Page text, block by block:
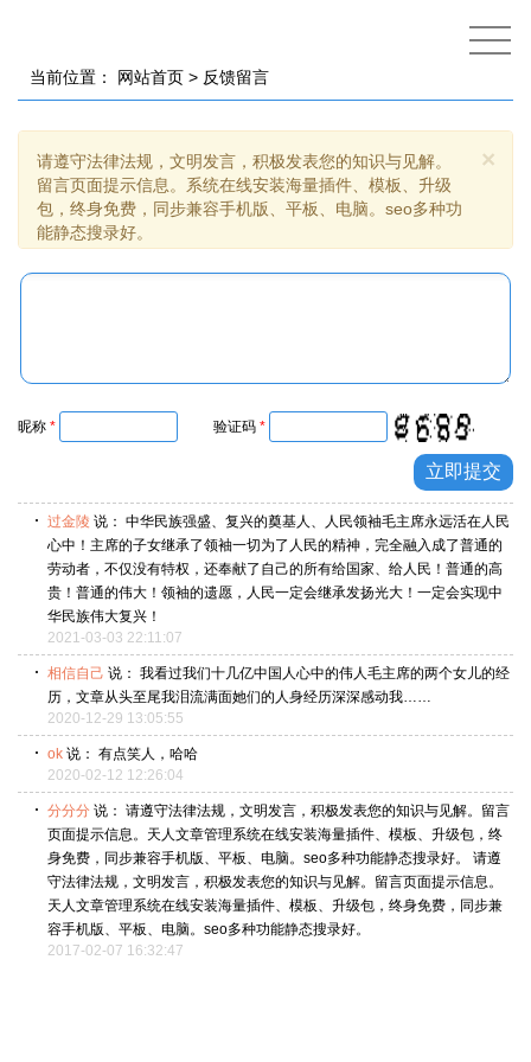
当前位置： 网站首页 > 反馈留言
×
请遵守法律法规，文明发言，积极发表您的知识与见解。
留言页面提示信息。系统在线安装海量插件、模板、升级
包，终身免费，同步兼容手机版、平板、电脑。seo多种功
能静态搜录好。
昵称 * 验证码 *
过金陵 说： 中华民族强盛、复兴的奠基人、人民领袖毛主席永远活在人民
心中！主席的子女继承了领袖一切为了人民的精神，完全融入成了普通的
劳动者，不仅没有特权，还奉献了自己的所有给国家、给人民！普通的高
贵！普通的伟大！领袖的遗愿，人民一定会继承发扬光大！一定会实现中
华民族伟大复兴！
2021-03-03 22:11:07
相信自己 说： 我看过我们十几亿中国人心中的伟人毛主席的两个女儿的经
历，文章从头至尾我泪流满面她们的人身经历深深感动我……
2020-12-29 13:05:55
ok 说： 有点笑人，哈哈
2020-02-12 12:26:04
分分分 说： 请遵守法律法规，文明发言，积极发表您的知识与见解。留言
页面提示信息。天人文章管理系统在线安装海量插件、模板、升级包，终
身免费，同步兼容手机版、平板、电脑。seo多种功能静态搜录好。 请遵
守法律法规，文明发言，积极发表您的知识与见解。留言页面提示信息。
天人文章管理系统在线安装海量插件、模板、升级包，终身免费，同步兼
容手机版、平板、电脑。seo多种功能静态搜录好。
2017-02-07 16:32:47